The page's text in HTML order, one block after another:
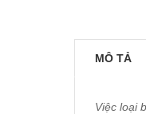
MÔ TẢ
Việc loại